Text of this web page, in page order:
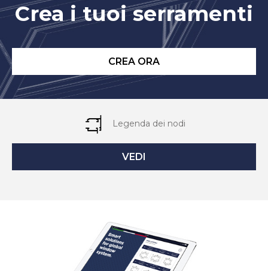
Crea i tuoi serramenti
CREA ORA
Legenda dei nodi
VEDI